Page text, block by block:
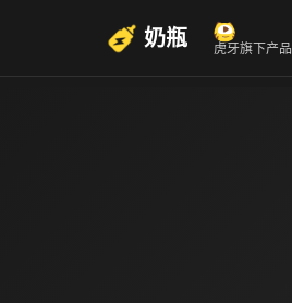
奶瓶 虎牙旗下产品